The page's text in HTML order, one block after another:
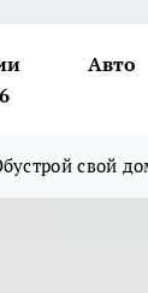
Авто
свой